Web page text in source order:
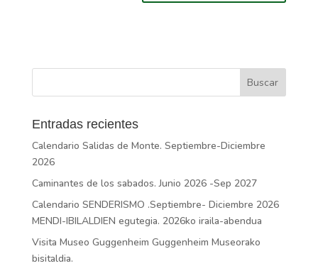
Entradas recientes
Calendario Salidas de Monte. Septiembre-Diciembre
2026
Caminantes de los sabados. Junio 2026 -Sep 2027
Calendario SENDERISMO .Septiembre- Diciembre 2026
MENDI-IBILALDIEN egutegia. 2026ko iraila-abendua
Visita Museo Guggenheim Guggenheim Museorako
bisitaldia.